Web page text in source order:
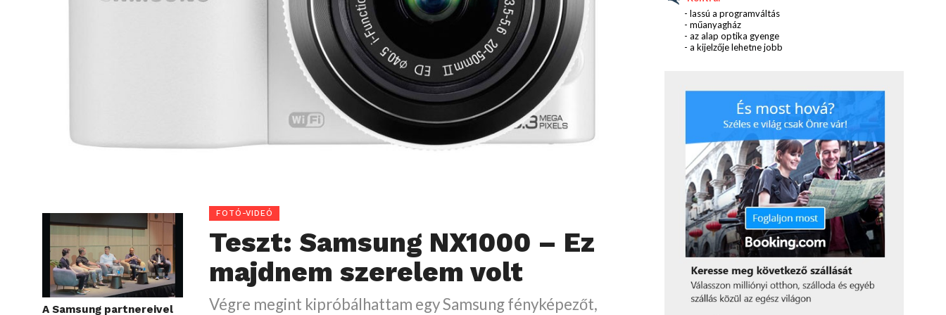
A Samsung partnereivel
FOTÓ-VIDEÓ
Teszt: Samsung NX1000 – Ez
majdnem szerelem volt
Végre megint kipróbálhattam egy Samsung fényképezőt,
- lassú a programváltás
- műanyagház
- az alap optika gyenge
- a kijelzője lehetne jobb